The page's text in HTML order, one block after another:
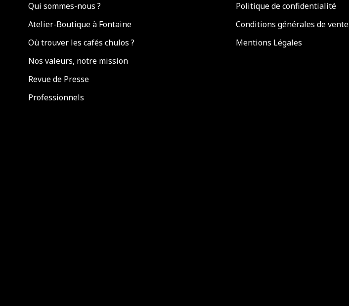
Qui sommes-nous ?
Atelier-Boutique à Fontaine
Où trouver les cafés chulos ?
Nos valeurs, notre mission
Revue de Presse
Professionnels
Politique de confidentialité
Conditions générales de vente
Mentions Légales